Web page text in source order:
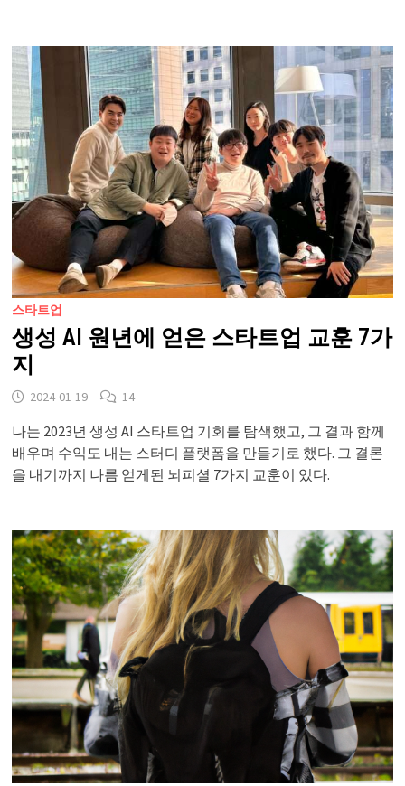
스타트업
생성 AI 원년에 얻은 스타트업 교훈 7가
지
2024-01-19 14
나는 2023년 생성 AI 스타트업 기회를 탐색했고, 그 결과 함께
배우며 수익도 내는 스터디 플랫폼을 만들기로 했다. 그 결론
을 내기까지 나름 얻게된 뇌피셜 7가지 교훈이 있다.